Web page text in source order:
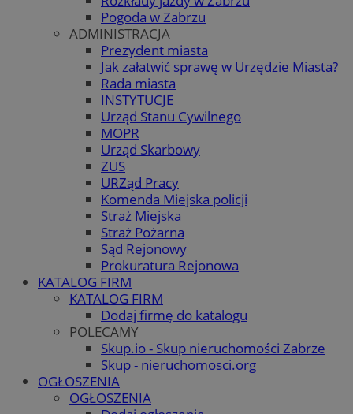
Pogoda w Zabrzu
ADMINISTRACJA
Prezydent miasta
Jak załatwić sprawę w Urzędzie Miasta?
Rada miasta
INSTYTUCJE
Urząd Stanu Cywilnego
MOPR
Urząd Skarbowy
ZUS
URZąd Pracy
Komenda Miejska policji
Straż Miejska
Straż Pożarna
Sąd Rejonowy
Prokuratura Rejonowa
KATALOG FIRM
KATALOG FIRM
Dodaj firmę do katalogu
POLECAMY
Skup.io - Skup nieruchomości Zabrze
Skup - nieruchomosci.org
OGŁOSZENIA
OGŁOSZENIA